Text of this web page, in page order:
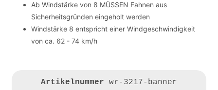
Ab Windstärke von 8 MÜSSEN Fahnen aus
Sicherheitsgründen eingeholt werden
Windstärke 8 entspricht einer Windgeschwindigkeit
von ca. 62 - 74 km/h
Artikelnummer wr-3217-banner